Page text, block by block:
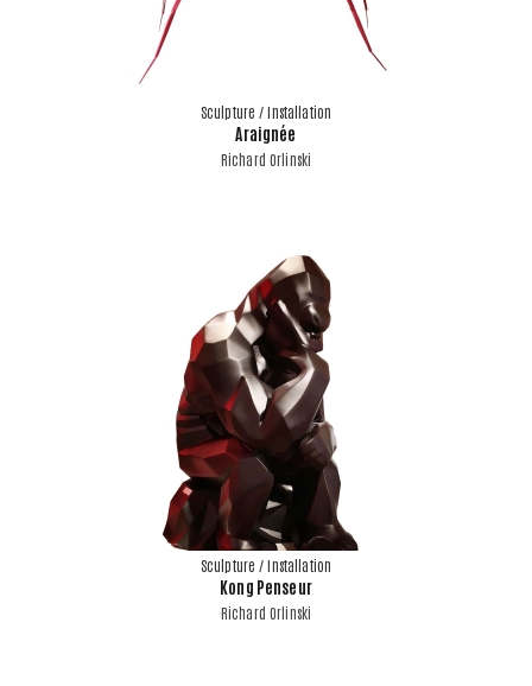
Sculpture / Installation
Araignée
Richard Orlinski
Sculpture / Installation
Kong Penseur
Richard Orlinski